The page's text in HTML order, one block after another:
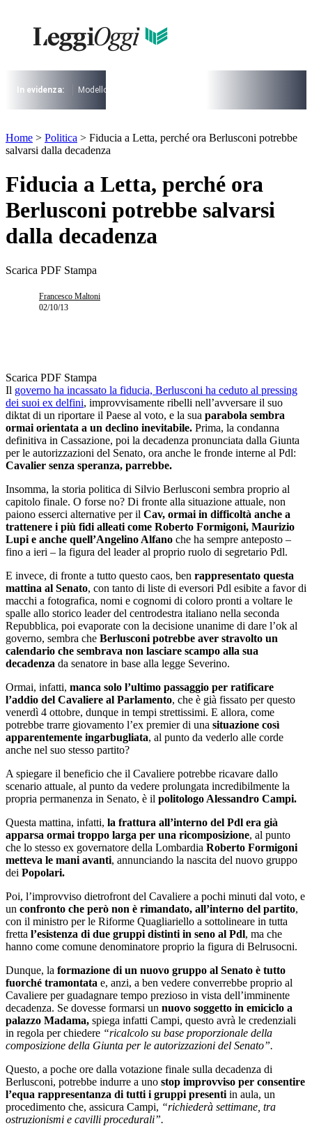
contenuto
I più cercati
Lorem ipsum dolor sit amet consectetur
Lorem ipsum dolor sit amet consectetur
In evidenza: Modello 730
I più cercati
Lorem ipsum dolor sit amet consectetur
Home > Politica > Fiducia a Letta, perché ora Berlusconi potrebbe
salvarsi dalla decadenza
Fiducia a Letta, perché ora
Berlusconi potrebbe salvarsi
dalla decadenza
Scarica PDF Stampa
Francesco Maltoni
02/10/13
Scarica PDF Stampa
Il governo ha incassato la fiducia, Berlusconi ha ceduto al pressing
dei suoi ex delfini, improvvisamente ribelli nell’avversare il suo
diktat di un riportare il Paese al voto, e la sua parabola sembra
ormai orientata a un declino inevitabile. Prima, la condanna
definitiva in Cassazione, poi la decadenza pronunciata dalla Giunta
per le autorizzazioni del Senato, ora anche le fronde interne al Pdl:
Cavalier senza speranza, parrebbe.
Insomma, la storia politica di Silvio Berlusconi sembra proprio al
capitolo finale. O forse no? Di fronte alla situazione attuale, non
paiono esserci alternative per il Cav, ormai in difficoltà anche a
trattenere i più fidi alleati come Roberto Formigoni, Maurizio
Lupi e anche quell’Angelino Alfano che ha sempre anteposto –
fino a ieri – la figura del leader al proprio ruolo di segretario Pdl.
E invece, di fronte a tutto questo caos, ben rappresentato questa
mattina al Senato, con tanto di liste di eversori Pdl esibite a favor di
macchi a fotografica, nomi e cognomi di coloro pronti a voltare le
spalle allo storico leader del centrodestra italiano nella seconda
Repubblica, poi evaporate con la decisione unanime di dare l’ok al
governo, sembra che Berlusconi potrebbe aver stravolto un
calendario che sembrava non lasciare scampo alla sua
decadenza da senatore in base alla legge Severino.
Ormai, infatti, manca solo l’ultimo passaggio per ratificare
l’addio del Cavaliere al Parlamento, che è già fissato per questo
venerdì 4 ottobre, dunque in tempi strettissimi. E allora, come
potrebbe trarre giovamento l’ex premier di una situazione così
apparentemente ingarbugliata, al punto da vederlo alle corde
anche nel suo stesso partito?
A spiegare il beneficio che il Cavaliere potrebbe ricavare dallo
scenario attuale, al punto da vedere prolungata incredibilmente la
propria permanenza in Senato, è il politologo Alessandro Campi.
Questa mattina, infatti, la frattura all’interno del Pdl era già
apparsa ormai troppo larga per una ricomposizione, al punto
che lo stesso ex governatore della Lombardia Roberto Formigoni
metteva le mani avanti, annunciando la nascita del nuovo gruppo
dei Popolari.
Poi, l’improvviso dietrofront del Cavaliere a pochi minuti dal voto, e
un confronto che però non è rimandato, all’interno del partito,
con il ministro per le Riforme Quagliariello a sottolineare in tutta
fretta l’esistenza di due gruppi distinti in seno al Pdl, ma che
hanno come comune denominatore proprio la figura di Belrusocni.
Dunque, la formazione di un nuovo gruppo al Senato è tutto
fuorché tramontata e, anzi, a ben vedere converrebbe proprio al
Cavaliere per guadagnare tempo prezioso in vista dell’imminente
decadenza. Se dovesse formarsi un nuovo soggetto in emiciclo a
palazzo Madama, spiega infatti Campi, questo avrà le credenziali
in regola per chiedere “ricalcolo su base proporzionale della
composizione della Giunta per le autorizzazioni del Senato”.
Questo, a poche ore dalla votazione finale sulla decadenza di
Berlusconi, potrebbe indurre a uno stop improvviso per consentire
l’equa rappresentanza di tutti i gruppi presenti in aula, un
procedimento che, assicura Campi, “richiederà settimane, tra
ostruzionismi e cavilli procedurali”.